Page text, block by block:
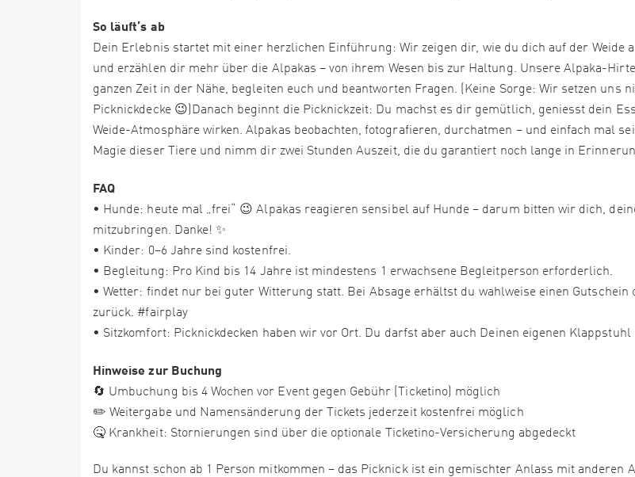
So läuft’s ab
Dein Erlebnis startet mit einer herzlichen Einführung: Wir zeigen dir, wie du dich auf der Weide
und erzählen dir mehr über die Alpakas – von ihrem Wesen bis zur Haltung. Unsere Alpaka-
ganzen Zeit in der Nähe, begleiten euch und beantworten Fragen. (Keine Sorge: Wir setzen uns
Picknickdecke 😉)Danach beginnt die Picknickzeit: Du machst es dir gemütlich, geniesst dein
Weide-Atmosphäre wirken. Alpakas beobachten, fotografieren, durchatmen – und einfach mal
Magie dieser Tiere und nimm dir zwei Stunden Auszeit, die du garantiert noch lange in
FAQ
• Hunde: heute mal „frei“ 😉 Alpakas reagieren sensibel auf Hunde – darum bitten wir dich,
mitzubringen. Danke! ✨
• Kinder: 0–6 Jahre sind kostenfrei.
• Begleitung: Pro Kind bis 14 Jahre ist mindestens 1 erwachsene Begleitperson erforderlich.
• Wetter: findet nur bei guter Witterung statt. Bei Absage erhältst du wahlweise einen Gutschein
zurück. #fairplay
• Sitzkomfort: Picknickdecken haben wir vor Ort. Du darfst aber auch Deinen eigenen
Hinweise zur Buchung
🔄 Umbuchung bis 4 Wochen vor Event gegen Gebühr (Ticketino) möglich
✏️ Weitergabe und Namensänderung der Tickets jederzeit kostenfrei möglich
🤒 Krankheit: Stornierungen sind über die optionale Ticketino-Versicherung abgedeckt
Du kannst schon ab 1 Person mitkommen – das Picknick ist ein gemischter Anlass mit anderen